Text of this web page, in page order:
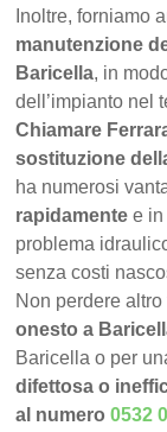
Inoltre, forniamo
manutenzione
Baricella, in
dell’impianto nel
Chiamare
sostituzione
ha numerosi
rapidamente e
problema
senza costi
Non perdere
onesto a
Baricella o per
difettosa o
al numero0532